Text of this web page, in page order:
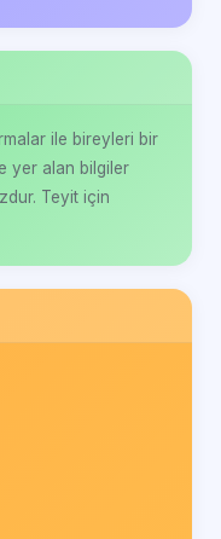
ile bireyleri bir
yer alan bilgiler
Teyit için